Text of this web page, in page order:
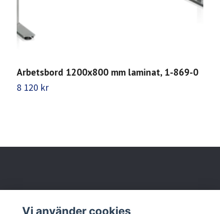
Arbetsbord 1200x800 mm laminat, 1-869-0
8 120 kr
Vi använder cookies